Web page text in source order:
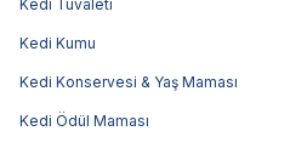
Kedi Tuvaleti
Kedi Kumu
Kedi Konservesi & Yaş Maması
Kedi Ödül Maması